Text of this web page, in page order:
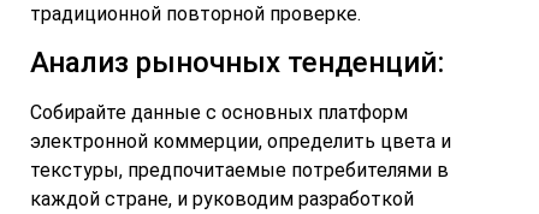
традиционной повторной проверке.
Анализ рыночных тенденций:
Собирайте данные с основных платформ
электронной коммерции, определить цвета и
текстуры, предпочитаемые потребителями в
каждой стране, и руководим разработкой